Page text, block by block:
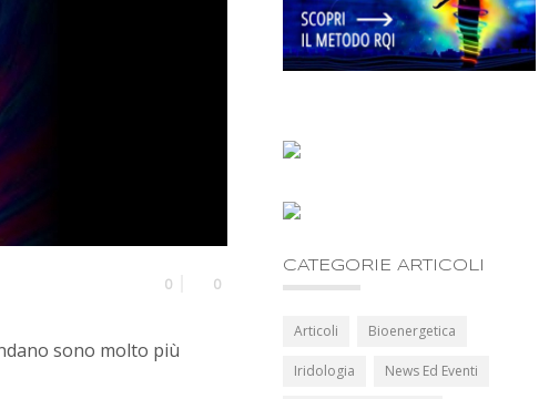
0
0
sono molto più
CATEGORIE ARTICOLI
Articoli Bioenergetica
Iridologia News Ed Eventi